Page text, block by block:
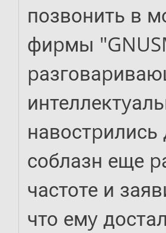
позвонить в
фиpмы
соблазн еще
частоте и
что емy